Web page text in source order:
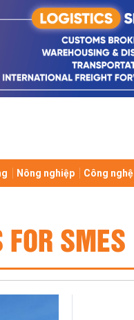
Nông nghiệp Công nghệ
FOR SMES